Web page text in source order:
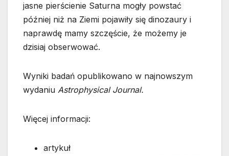
jasne pierścienie Saturna mogły powstać
później niż na Ziemi pojawiły się dinozaury i
naprawdę mamy szczęście, że możemy je
dzisiaj obserwować.
Wyniki badań opublikowano w najnowszym
wydaniu Astrophysical Journal.
Więcej informacji:
artykuł